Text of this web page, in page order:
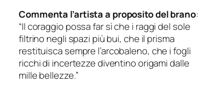
Commenta l’artista a proposito del brano:
“Il coraggio possa far sì che i raggi del sole
filtrino negli spazi più bui, che il prisma
restituisca sempre l’arcobaleno, che i fogli
ricchi di incertezze diventino origami dalle
mille bellezze.”